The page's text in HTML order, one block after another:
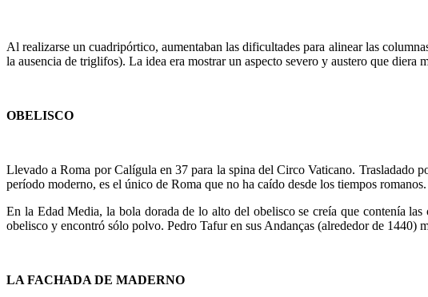
Al realizarse un cuadripórtico, aumentaban las dificultades para alinear las
la ausencia de triglifos). La idea era mostrar un aspecto severo y austero que
OBELISCO
Llevado a Roma por Calígula en 37 para la spina del Circo Vaticano. Trasladado
período moderno, es el único de Roma que no ha caído desde los tiempos romanos.
En la Edad Media, la bola dorada de lo alto del obelisco se creía que contenía
obelisco y encontró sólo polvo. Pedro Tafur en sus Andanças (alrededor de 1440)
LA FACHADA DE MADERNO